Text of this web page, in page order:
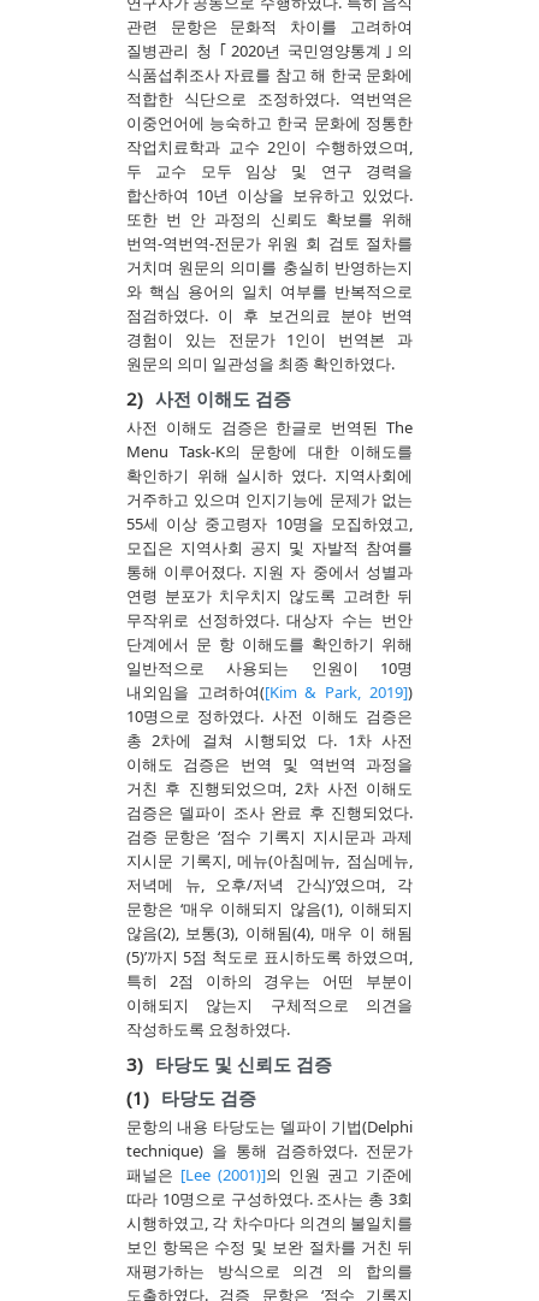
관련 문항은 문화적 차이를 고려하여
질병관리 청 ｢2020년 국민영양통계｣의
식품섭취조사 자료를 참고 해 한국 문화에
적합한 식단으로 조정하였다. 역번역은
이중언어에 능숙하고 한국 문화에 정통한
작업치료학과 교수 2인이 수행하였으며,
두 교수 모두 임상 및 연구 경력을
합산하여 10년 이상을 보유하고 있었다.
또한 번 안 과정의 신뢰도 확보를 위해
번역-역번역-전문가 위원 회 검토 절차를
거치며 원문의 의미를 충실히 반영하는지
와 핵심 용어의 일치 여부를 반복적으로
점검하였다. 이 후 보건의료 분야 번역
경험이 있는 전문가 1인이 번역본 과
원문의 의미 일관성을 최종 확인하였다.
2) 사전 이해도 검증
사전 이해도 검증은 한글로 번역된 The
Menu Task-K의 문항에 대한 이해도를
확인하기 위해 실시하 였다. 지역사회에
거주하고 있으며 인지기능에 문제가 없는
55세 이상 중고령자 10명을 모집하였고,
모집은 지역사회 공지 및 자발적 참여를
통해 이루어졌다. 지원 자 중에서 성별과
연령 분포가 치우치지 않도록 고려한 뒤
무작위로 선정하였다. 대상자 수는 번안
단계에서 문 항 이해도를 확인하기 위해
일반적으로 사용되는 인원이 10명
내외임을 고려하여([Kim & Park, 2019])
10명으로 정하였다. 사전 이해도 검증은
총 2차에 걸쳐 시행되었 다. 1차 사전
이해도 검증은 번역 및 역번역 과정을
거친 후 진행되었으며, 2차 사전 이해도
검증은 델파이 조사 완료 후 진행되었다.
검증 문항은 ‘점수 기록지 지시문과 과제
지시문 기록지, 메뉴(아침메뉴, 점심메뉴,
저녁메 뉴, 오후/저녁 간식)’였으며, 각
문항은 ‘매우 이해되지 않음(1), 이해되지
않음(2), 보통(3), 이해됨(4), 매우 이 해됨
(5)’까지 5점 척도로 표시하도록 하였으며,
특히 2점 이하의 경우는 어떤 부분이
이해되지 않는지 구체적으로 의견을
작성하도록 요청하였다.
3) 타당도 및 신뢰도 검증
(1) 타당도 검증
문항의 내용 타당도는 델파이 기법(Delphi
technique) 을 통해 검증하였다. 전문가
패널은 [Lee (2001)]의 인원 권고 기준에
따라 10명으로 구성하였다. 조사는 총 3회
시행하였고, 각 차수마다 의견의 불일치를
보인 항목은 수정 및 보완 절차를 거친 뒤
재평가하는 방식으로 의견 의 합의를
도출하였다. 검증 문항은 ‘점수 기록지